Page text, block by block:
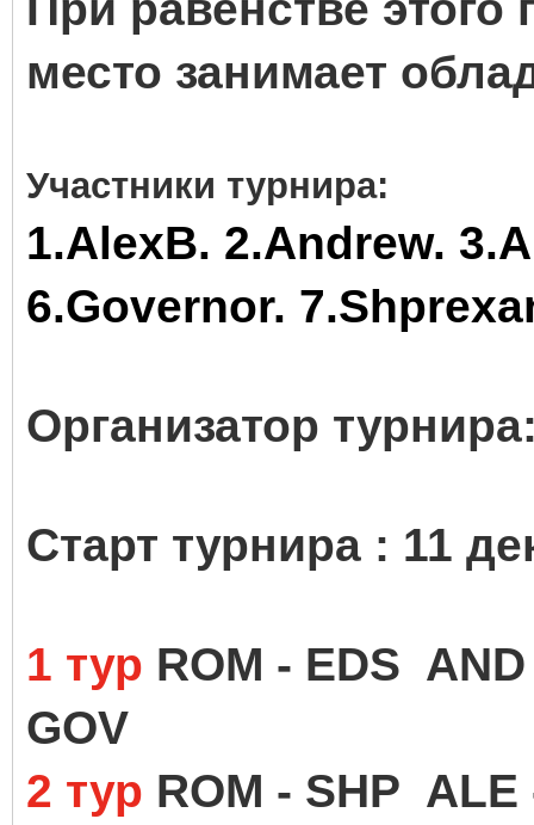
место занимает
Участники турнира:
1.AlexB. 2.Andrew.
6.Governor.
Организатор
Старт турнира : 11
1 тур ROM - EDS
GOV
2 тур ROM - SHP